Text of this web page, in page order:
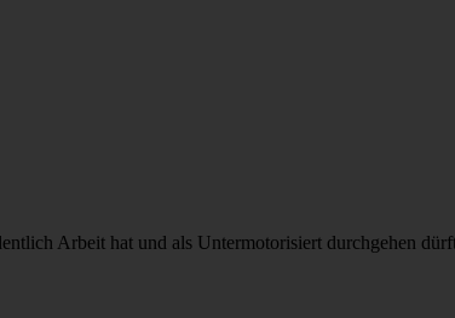
Arbeit hat und als Untermotorisiert durchgehen